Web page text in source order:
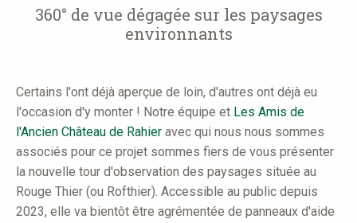
360° de vue dégagée sur les paysages
environnants
Certains l'ont déjà aperçue de loin, d'autres ont déjà eu
l'occasion d'y monter ! Notre équipe et Les Amis de
l'Ancien Château de Rahier avec qui nous nous sommes
associés pour ce projet sommes fiers de vous présenter
la nouvelle tour d'observation des paysages située au
Rouge Thier (ou Rofthier). Accessible au public depuis
2023, elle va bientôt être agrémentée de panneaux d'aide